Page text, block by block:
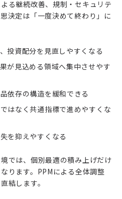
る継続改善、規制・セキュリテ
決定は「一度決めて終わり」に
投資配分を見直しやすくなる
が見込める領域へ集中させやす
依存の構造を緩和できる
はなく共通指標で進めやすくな
を抑えやすくなる
では、個別最適の積み上げだけ
ります。PPMによる全体調整
結します。